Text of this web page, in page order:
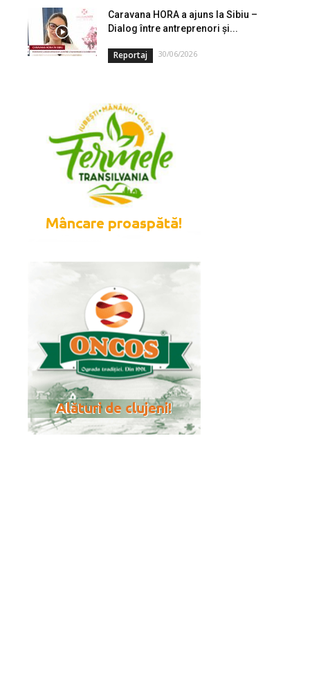
Caravana HORA a ajuns la Sibiu –
Dialog între antreprenori și...
Reportaj 30/06/2026